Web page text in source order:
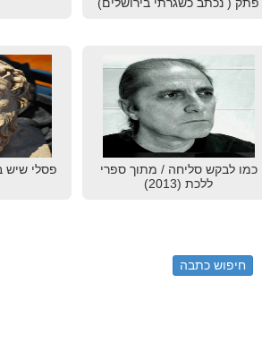
כמו לבקש סליחה / מתוך ספרי
ללכת (2013)